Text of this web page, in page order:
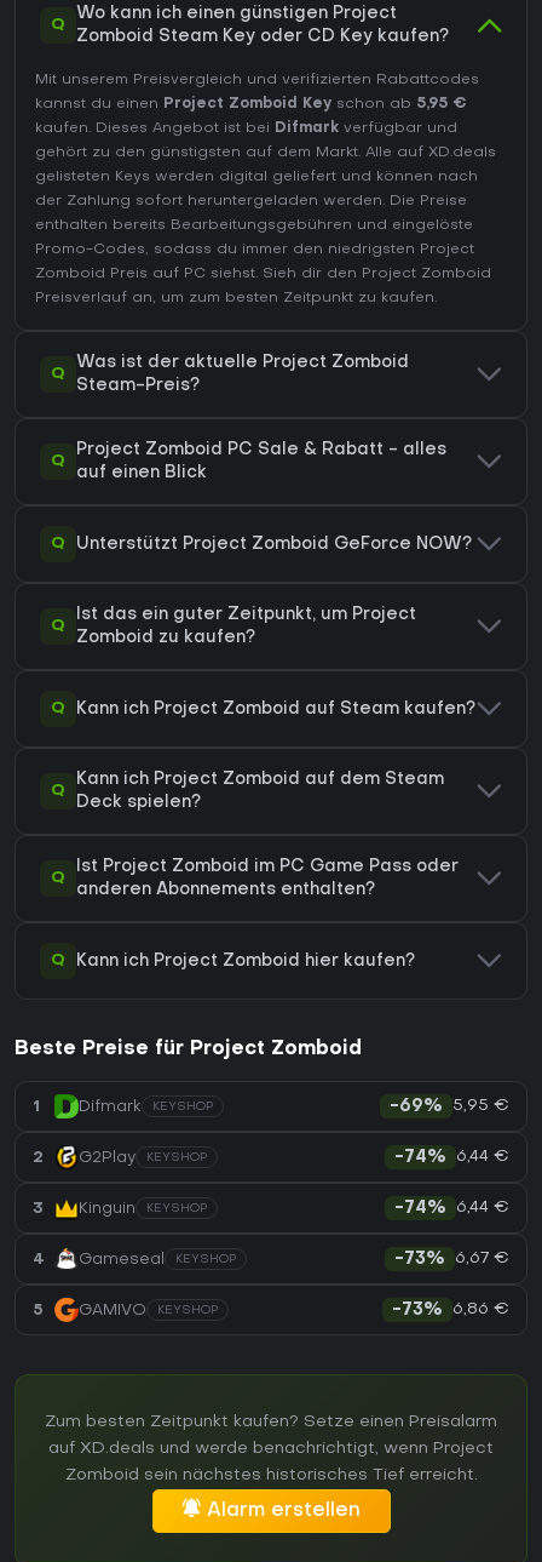
Q
Wo kann ich einen günstigen Project
Zomboid Steam Key oder CD Key kaufen?
Mit unserem Preisvergleich und verifizierten Rabattcodes
kannst du einen Project Zomboid Key schon ab 5,95 €
kaufen. Dieses Angebot ist bei Difmark verfügbar und
gehört zu den günstigsten auf dem Markt. Alle auf XD.deals
gelisteten Keys werden digital geliefert und können nach
der Zahlung sofort heruntergeladen werden. Die Preise
enthalten bereits Bearbeitungsgebühren und eingelöste
Promo-Codes, sodass du immer den niedrigsten Project
Zomboid Preis auf PC siehst. Sieh dir den Project Zomboid
Preisverlauf an, um zum besten Zeitpunkt zu kaufen.
Q
Was ist der aktuelle Project Zomboid
Steam-Preis?
Q
Project Zomboid PC Sale & Rabatt - alles
auf einen Blick
Q Unterstützt Project Zomboid GeForce NOW?
Q
Ist das ein guter Zeitpunkt, um Project
Zomboid zu kaufen?
Q Kann ich Project Zomboid auf Steam kaufen?
Q
Kann ich Project Zomboid auf dem Steam
Deck spielen?
Q
Ist Project Zomboid im PC Game Pass oder
anderen Abonnements enthalten?
Q Kann ich Project Zomboid hier kaufen?
Beste Preise für Project Zomboid
1 Difmark KEYSHOP -69% 5,95 €
2 G2Play KEYSHOP -74% 6,44 €
3 Kinguin KEYSHOP -74% 6,44 €
4 Gameseal KEYSHOP -73% 6,67 €
5 GAMIVO KEYSHOP -73% 6,86 €
Zum besten Zeitpunkt kaufen? Setze einen Preisalarm
auf XD.deals und werde benachrichtigt, wenn Project
Zomboid sein nächstes historisches Tief erreicht.
Alarm erstellen